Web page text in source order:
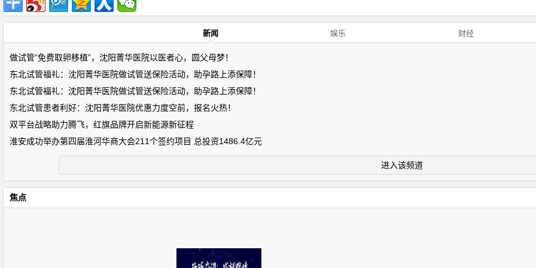
新闻 娱乐 财经
做试管“免费取卵移植”，沈阳菁华医院以医者心，圆父母梦！
东北试管福礼：沈阳菁华医院做试管送保险活动，助孕路上添保障！
东北试管福礼：沈阳菁华医院做试管送保险活动，助孕路上添保障！
东北试管患者利好：沈阳菁华医院优惠力度空前，报名火热！
双平台战略助力腾飞，红旗品牌开启新能源新征程
淮安成功举办第四届淮河华商大会211个签约项目 总投资1486.4亿元
进入该频道
焦点